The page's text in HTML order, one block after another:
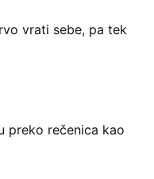
vrati sebe, pa tek
preko rečenica kao